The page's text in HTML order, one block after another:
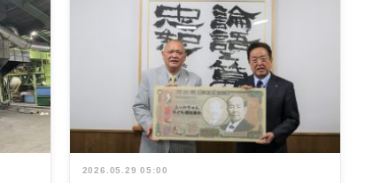
2026.05.29 05:00